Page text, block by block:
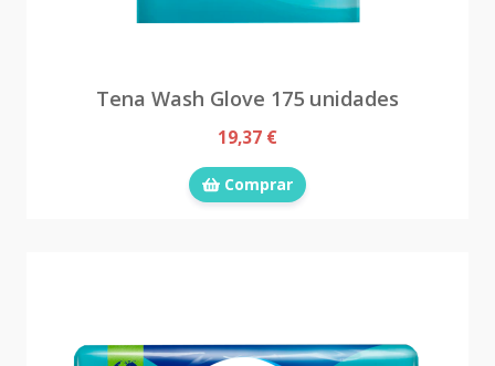
Tena Wash Glove 175 unidades
19,37 €
Comprar